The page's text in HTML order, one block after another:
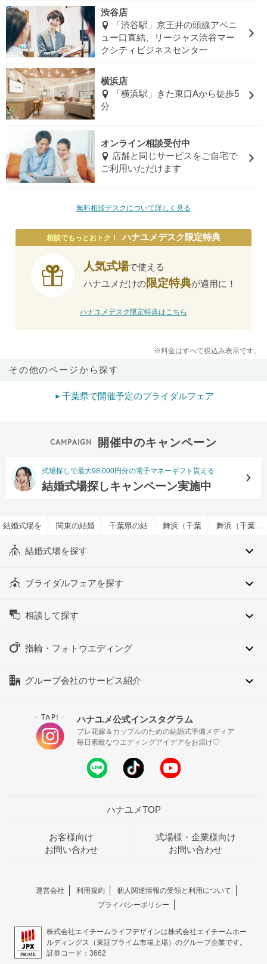
渋谷店
「渋谷駅」京王井の頭線アベニ
ュー口直結、リージャス渋谷マー
クシティビジネスセンター
横浜店
「横浜駅」きた東口Aから徒歩5
分
オンライン相談受付中
店舗と同じサービスをご自宅で
ご利用いただけます
無料相談デスクについて詳しく見る
相談でもっとおトク！ ハナユメデスク限定特典
人気式場で使える
ハナユメだけの限定特典が適用に！
ハナユメデスク限定特典はこちら
※料金はすべて税込み表示です。
その他のページから探す
千葉県で開催予定のブライダルフェア
開催中のキャンペーン
式場探しで最大98,000円分の電子マネーギフト貰える
結婚式場探しキャンペーン実施中
結婚式場を探すならハナユメ
関東の結婚式場千葉県の結婚式場舞浜（千葉県）の結婚式場舞浜（千葉県）のナイトウエディングOKでおすすめの結婚式場・挙式会場一覧
結婚式場を探す
ブライダルフェアを探す
相談して探す
指輪・フォトウエディング
グループ会社のサービス紹介
＼ TAP! ／ ハナユメ公式インスタグラム
プレ花嫁＆カップルのための結婚式準備メディア
毎日素敵なウエディングアイデアをお届け♡
ハナユメTOP
お客様向け
お問い合わせ
式場様・企業様向け
お問い合わせ
運営会社 利用規約
個人関連情報の受領と利用について
プライバシーポリシー
株式会社エイチームライフデザインは株式会社エイチームホー
ルディングス（東証プライム市場上場）のグループ企業です。
証券コード：3662